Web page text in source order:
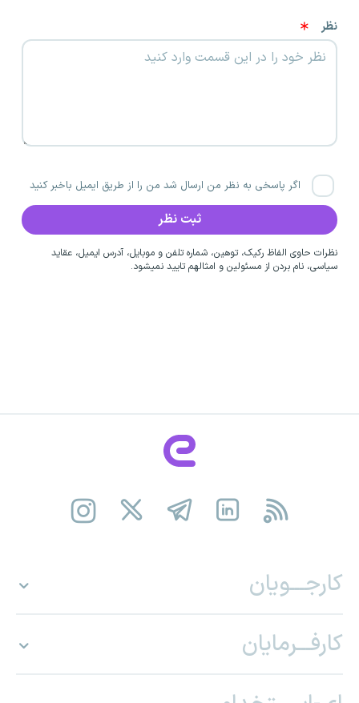
نظر
اگر پاسخی به نظر من ارسال شد من را از طریق ایمیل باخبر کنید
نظرات حاوی الفاظ رکیک، توهین، شماره تلفن و موبایل، آدرس ایمیل، عقاید
سیاسی، نام بردن از مسئولین و امثالهم تایید نمیشود.
کارجـــویان
کارفـــرمایان